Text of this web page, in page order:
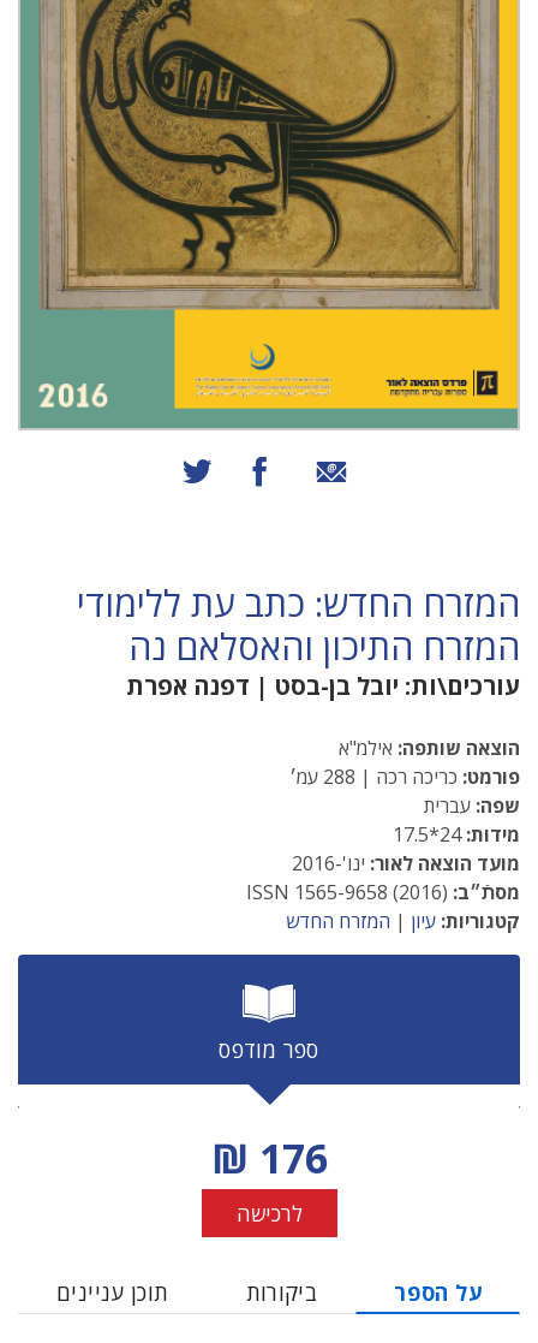
שיתוף באמצעות אימייל
שיתוף בפייסבוק
המזרח החדש: כתב עת ללימודי
המזרח התיכון והאסלאם נה
עורכים\ות: יובל בן-בסט | דפנה אפרת
הוצאה שותפה: אילמ"א
פורמט: כריכה רכה | 288 עמ׳
שפה: עברית
מידות:24*17.5
מועד הוצאה לאור: ינו'-2016
מסתֿ״ב:
קטגוריות: עיון | המזרח החדש
ספר מודפס
מחיר הנחה
176 ₪
לרכישה
על הספר ביקורות תוכן עניינים